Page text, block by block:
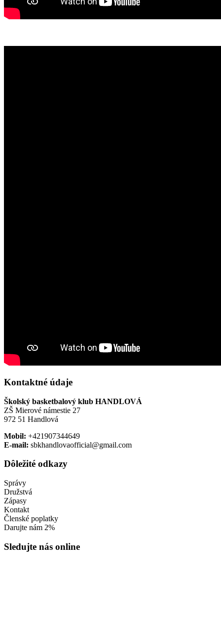
Kontaktné údaje
Školský basketbalový klub HANDLOVÁ
ZŠ Mierové námestie 27
972 51 Handlová
Mobil: +421907344649
E-mail: sbkhandlovaofficial@gmail.com
Dôležité odkazy
Správy
Družstvá
Zápasy
Kontakt
Členské poplatky
Darujte nám 2%
Sledujte nás online